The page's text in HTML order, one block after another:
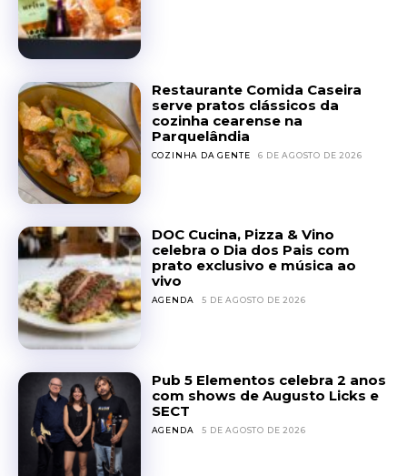
Restaurante Comida Caseira
serve pratos clássicos da
cozinha cearense na
Parquelândia
COZINHA DA GENTE 6 DE AGOSTO DE 2026
DOC Cucina, Pizza & Vino
celebra o Dia dos Pais com
prato exclusivo e música ao
vivo
AGENDA 5 DE AGOSTO DE 2026
Pub 5 Elementos celebra 2 anos
com shows de Augusto Licks e
SECT
AGENDA 5 DE AGOSTO DE 2026